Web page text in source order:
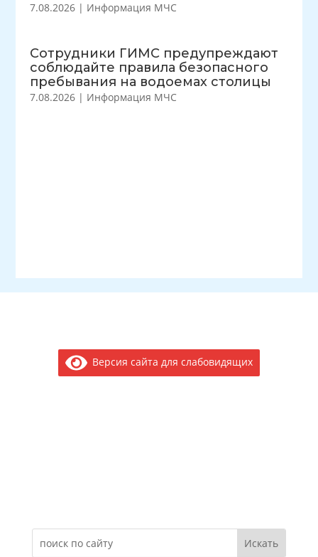
7.08.2026 | Информация МЧС
Сотрудники ГИМС предупреждают
соблюдайте правила безопасного
пребывания на водоемах столицы
7.08.2026 | Информация МЧС
Версия сайта для слабовидящих